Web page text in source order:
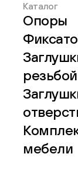
Каталог
Опоры
резьбой
мебели